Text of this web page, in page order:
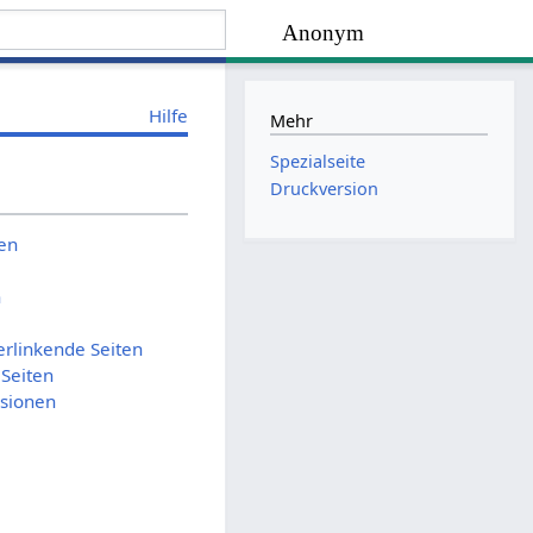
Anonym
Hilfe
Seiten
Mehr
Spezialseite
Druckversion